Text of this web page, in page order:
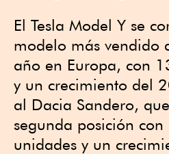
El Tesla Model Y se
modelo más vendido
año en Europa, con
y un crecimiento del
al Dacia Sandero,
segunda posición
unidades y un